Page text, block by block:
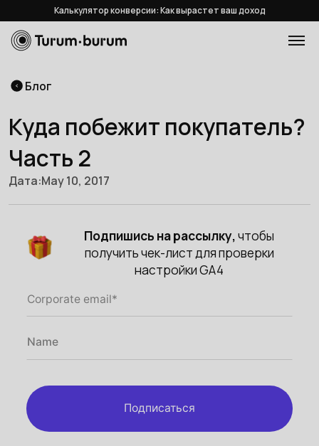
Калькулятор конверсии: Как вырастет ваш доход
Блог
Куда побежит покупатель?
Часть 2
Дата:May 10, 2017
Подпишись на рассылку,чтобы
получить чек-лист для проверки
настройки GA4
Подписаться